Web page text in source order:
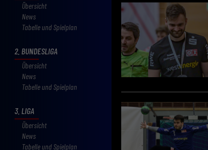
Übersicht
News
Tabelle und Spielplan
2. BUNDESLIGA
Übersicht
News
Tabelle und Spielplan
3. LIGA
Übersicht
News
Tabelle und Spielplan